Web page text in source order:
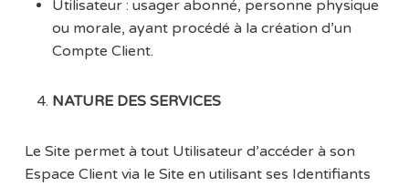
Utilisateur : usager abonné, personne physique
ou morale, ayant procédé à la création d’un
Compte Client.
NATURE DES SERVICES
Le Site permet à tout Utilisateur d’accéder à son
Espace Client via le Site en utilisant ses Identifiants